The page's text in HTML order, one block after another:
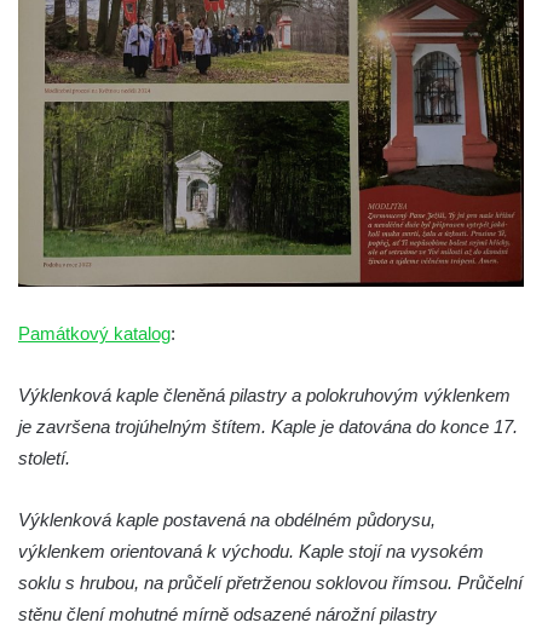
Křížová cesta Římov – VIII. kaple – Kristus
svázán a ze zahrady vyhnán
Křížová cesta Římov – VII. kaple – Políbení
Jidášovo
Křížová cesta Římov – VI. kaple – Olivetská
hora (Getsemanská zahrada)
Křížová cesta Římov – V. kaple – Smutná
duše
Křížová cesta Římov – IV. kaple – Pustá ves
Křížová cesta Římov – III. kaple – Stádní
Křížová cesta Římov – II. kaple – Poslední
večeře Páně
Márnice na hřbitově v Římově
Kaple Panny Marie v Horním Třeboníně
Památkový katalog:
Výklenková kaple členěná pilastry a polokruhovým výklenkem
je završena trojúhelným štítem. Kaple je datována do konce 17.
století.
Výklenková kaple postavená na obdélném půdorysu,
výklenkem orientovaná k východu. Kaple stojí na vysokém
soklu s hrubou, na průčelí přetrženou soklovou římsou. Průčelní
stěnu člení mohutné mírně odsazené nárožní pilastry